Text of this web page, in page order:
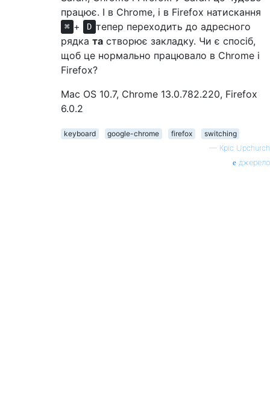
працює. І в Chrome, і в Firefox натискання
⌘ + D тепер переходить до адресного
рядка та створює закладку. Чи є спосіб,
щоб це нормально працювало в Chrome і
Firefox?
Mac OS 10.7, Chrome 13.0.782.220, Firefox
6.0.2
keyboard google-chrome firefox
switching
— Кріс Upchurch
джерело